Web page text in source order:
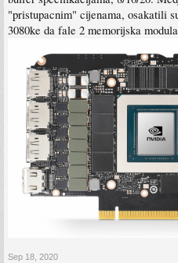
"pristupacnim" cijenama, osakatili
3080ke da fale 2 memorijska
Sep 18, 2020